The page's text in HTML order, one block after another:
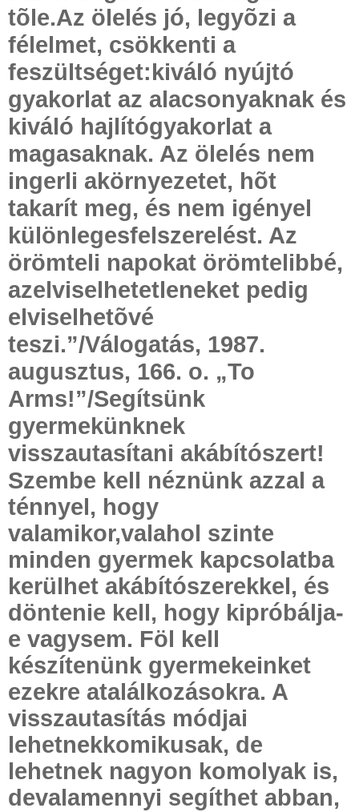
tõle.Az ölelés jó, legyõzi a
félelmet, csökkenti a
feszültséget:kiváló nyújtó
gyakorlat az alacsonyaknak és
kiváló hajlítógyakorlat a
magasaknak. Az ölelés nem
ingerli akörnyezetet, hõt
takarít meg, és nem igényel
különlegesfelszerelést. Az
örömteli napokat örömtelibbé,
azelviselhetetleneket pedig
elviselhetõvé
teszi.”/Válogatás, 1987.
augusztus, 166. o. „To
Arms!”/Segítsünk
gyermekünknek
visszautasítani akábítószert!
Szembe kell néznünk azzal a
ténnyel, hogy
valamikor,valahol szinte
minden gyermek kapcsolatba
kerülhet akábítószerekkel, és
döntenie kell, hogy kipróbálja-
e vagysem. Föl kell
készítenünk gyermekeinket
ezekre atalálkozásokra. A
visszautasítás módjai
lehetnekkomikusak, de
lehetnek nagyon komolyak is,
devalamennyi segíthet abban,